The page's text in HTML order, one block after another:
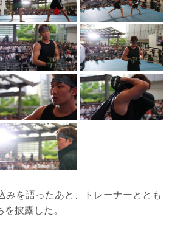
みを語ったあと、トレーナーととも
披露した。